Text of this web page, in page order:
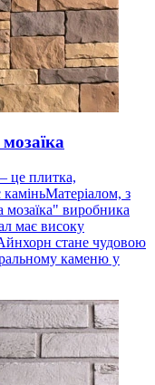
це плитка,
з
мозаїка" виробника
має високу
стане чудовою
каменю у